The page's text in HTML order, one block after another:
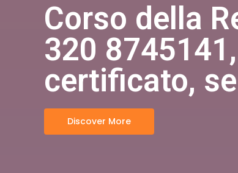
Corso della
320
certificato,
Discover More